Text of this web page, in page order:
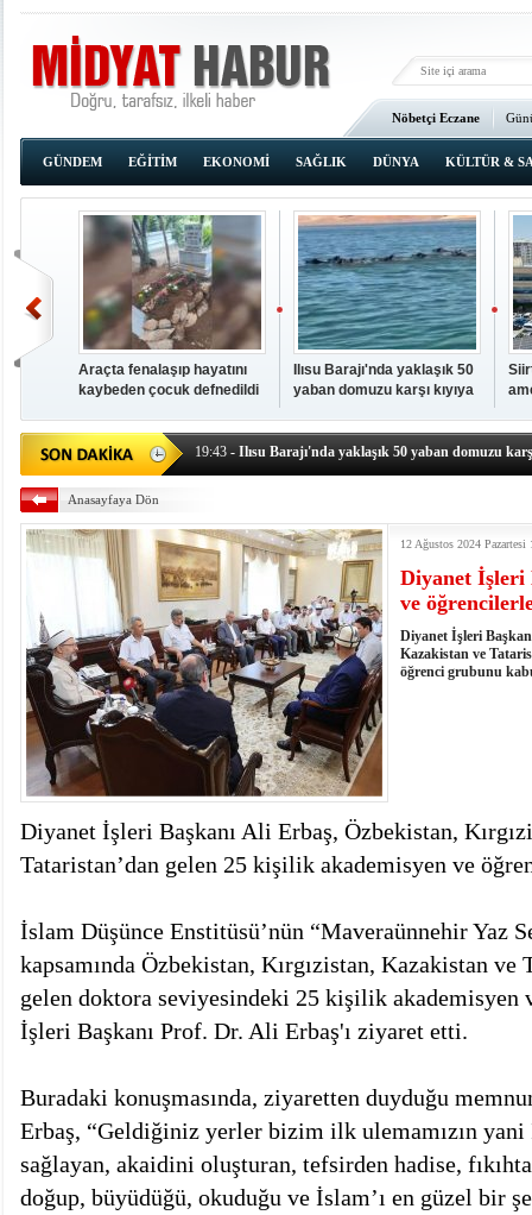
Nöbetçi Eczane
Ana Sayfa
GÜNDEM
EĞİTİM EKONOMİ SAĞLIK DÜNYA KÜLTÜR &
Araçta fenalaşıp hayatını
kaybeden çocuk defnedildi
Ilısu Barajı'nda yaklaşık 50
yaban domuzu karşı kıyıya
- OKUMAK İÇİN TIKLAYIN
19:43 - Ilısu Barajı'nda yaklaşık 50 yaban domuzu
19:42- Hacıoğlu: UMKE ekipleri bilgi, cesaret ve
19:08- HÜDA PAR Şırnak il başkanı Yalçın:
istiyor
19:06
- Öter: Maneviyatı ve ahlaki yapıyı bozan en
kumardır
18:06
- MARSU, Kabala Mahallesi'nin Yaklaşık 40
18:14
- VEFAT • Mehmet Ata Baştuğ
13:14- Mardin’de yangına müdahale eden itfaiye
13:13- Başkan Genç, Şırnak'ta dönel kavşak çağrısını
13:07- Bakan Memişoğlu: 500 yataklı hastanemizi
13:06- Bitlis'te bir kişinin hayatını kaybettiği husumet
- Öter: Çiftçinin kullandığı mazot, gübre ve
13:03 - Batman Üniversitesinin 2026 YKS kontenjanı
Anasayfaya Dön
12 Ağustos 2024 Pazartesi
Diyanet İşleri
ve
Diyanet İşleri
Kazakistan ve
öğrenci grubunu
Diyanet İşleri Başkanı Ali Erbaş, Özbekistan,
Tataristan’dan gelen 25 kişilik akademisyen ve
İslam Düşünce Enstitüsü’nün “Maveraünnehir Yaz
kapsamında Özbekistan, Kırgızistan, Kazakistan ve
gelen doktora seviyesindeki 25 kişilik akademisyen
İşleri Başkanı Prof. Dr. Ali Erbaş'ı ziyaret etti.
Buradaki konuşmasında, ziyaretten duyduğu
Erbaş, “Geldiğiniz yerler bizim ilk ulemamızın yani
sağlayan, akaidini oluşturan, tefsirden hadise,
doğup, büyüdüğü, okuduğu ve İslam’ı en güzel bir